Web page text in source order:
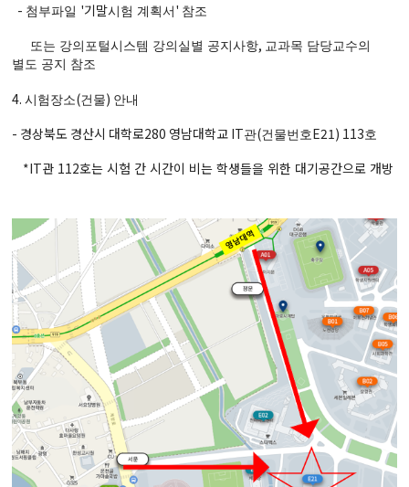
- 첨부파일 '기말시험 계획서 ' 참조
또는 강의포털시스템 강의실별 공지사항, 교과목 담당교수의
별도 공지 참조
4.시험장소(건물) 안내
- 경상북도 경산시 대학로280 영남대학교 IT관(건물번호E21) 113호
*IT관 112호는 시험 간 시간이 비는 학생들을 위한 대기공간으로 개방